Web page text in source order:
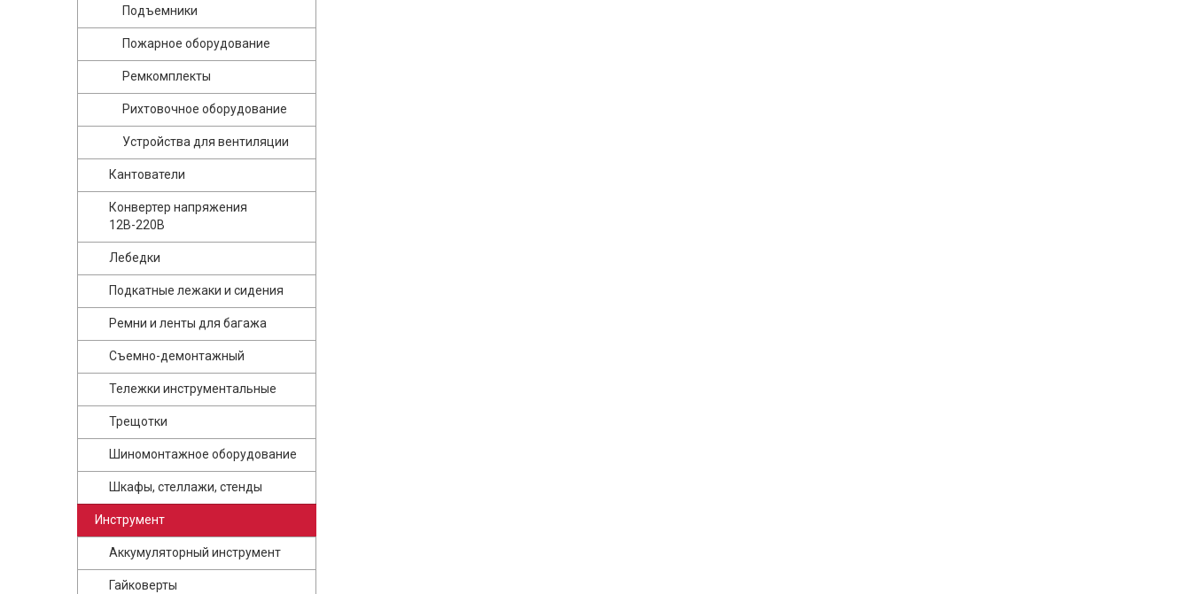
Подъемники
Пожарное оборудование
Ремкомплекты
Рихтовочное оборудование
Устройства для вентиляции
Кантователи
Конвертер напряжения
12В-220В
Лебедки
Подкатные лежаки и сидения
Ремни и ленты для багажа
Съемно-демонтажный
Тележки инструментальные
Трещотки
Шиномонтажное оборудование
Шкафы, стеллажи, стенды
Инструмент
Аккумуляторный инструмент
Гайковерты